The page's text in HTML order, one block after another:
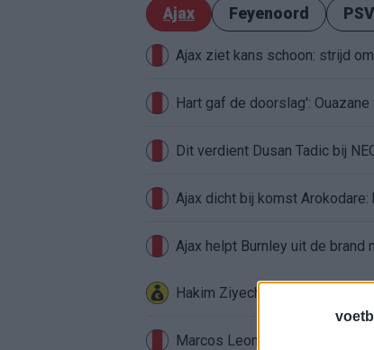
Ajax Feyenoord PSV
Ajax ziet kans schoon: strijd
Hart gaf de doorslag':
Dit verdient Dusan Tadic bij
Ajax dicht bij komst
Ajax helpt Burnley uit de
Hakim Ziyech verhuurt
Marcos Leonardo laat eerste